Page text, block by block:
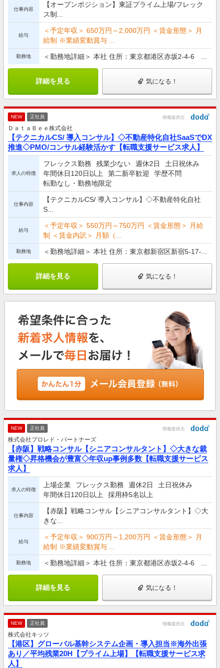
仕事内容
【オープンポジション】東証プライム上場/フレック
ス制...
給与
＜予定年収＞ 650万円～2,000万円 ＜賃金形態＞ 月
給制 ※業績変動賞与 ...
勤務地 ＜勤務地詳細＞ 本社 住所：東京都港区赤坂2-4-6 ...
詳細を見る 気になる！
NEW 正社員 情報提供元
ＤａｔａＢｅｅ株式会社
【テクニカルCS/ 導入コンサル】◇不動産特化自社SaaSでDX
推進◇PMO/コンサル経験活かす【転職支援サービス求人】
求人の特徴
フレックス勤務 残業少ない 週休2日
土日祝休み
年間休日120日以上
第二新卒歓迎
学歴不問
転勤なし・勤務地限定
仕事内容
【テクニカルCS/ 導入コンサル】◇不動産特化自社
S...
給与
＜予定年収＞ 550万円～750万円 ＜賃金形態＞ 月給
制 ＜賃金内訳＞ 月額（...
勤務地 ＜勤務地詳細＞ 本社 住所：東京都新宿区新宿5-17-...
詳細を見る 気になる！
NEW 正社員 情報提供元
株式会社プロレド・パートナーズ
【赤阪】戦略コンサル【シニアコンサルタント】◇大きな裁
量権◇昇格機会が豊富◇年収up事例多数【転職支援サービス
求人】
求人の特徴
上場企業 フレックス勤務 週休2日
土日祝休み
年間休日120日以上
採用枠5名以上
仕事内容
【赤阪】戦略コンサル【シニアコンサルタント】◇大
きな...
給与
＜予定年収＞ 900万円～1,200万円 ＜賃金形態＞ 月
給制 ※業績変動賞与 ...
勤務地 ＜勤務地詳細＞ 本社 住所：東京都港区赤坂2-4-6 ...
詳細を見る 気になる！
NEW 正社員 情報提供元
株式会社キッツ
【港区】グローバル基幹システム企画・導入担当※海外出張
あり／平均残業20H【プライム上場】【転職支援サービス求
人】